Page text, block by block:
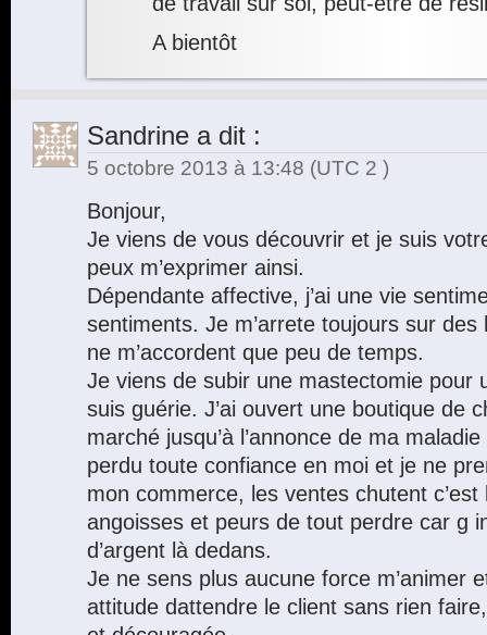
A bientôt
Sandrine a dit :
5 octobre 2013 à 13:48 (UTC 2 )
Bonjour,
Je viens de vous découvrir et je suis
peux m’exprimer ainsi.
Dépendante affective, j’ai une vie
sentiments. Je m’arrete toujours sur
ne m’accordent que peu de temps.
Je viens de subir une mastectomie pour
suis guérie. J’ai ouvert une boutique de
marché jusqu’à l’annonce de ma
perdu toute confiance en moi et je ne
mon commerce, les ventes chutent
angoisses et peurs de tout perdre car g
d’argent là dedans.
Je ne sens plus aucune force m’animer
attitude dattendre le client sans rien